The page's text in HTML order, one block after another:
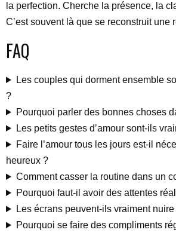
la perfection. Cherche la présence, la
C’est souvent là que se reconstruit une
FAQ
Les couples qui dorment ensemble
?
Pourquoi parler des bonnes choses
Les petits gestes d’amour sont-ils
Faire l’amour tous les jours est-il
heureux ?
Comment casser la routine dans un
Pourquoi faut-il avoir des attentes
Les écrans peuvent-ils vraiment
Pourquoi se faire des compliments